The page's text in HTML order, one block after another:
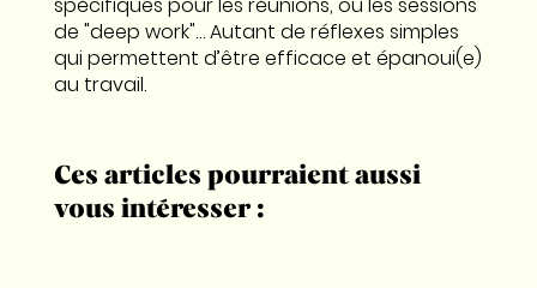
spécifiques pour les réunions, ou les sessions
de "deep work"… Autant de réflexes simples
qui permettent d’être efficace et épanoui(e)
au travail.
Ces articles pourraient aussi
vous intéresser :